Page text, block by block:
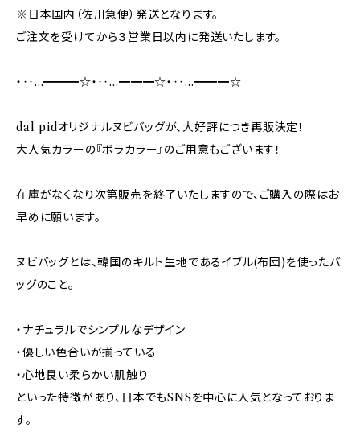
※日本国内（佐川急便）発送となります。
ご注文を受けてから３営業日以内に発送いたします。
・‥…━━━☆・‥…━━━☆・‥…━━━☆
dal pidオリジナルヌビバッグが、大好評につき再販決定！
大人気カラーの『ボラカラー』のご用意もございます！
在庫がなくなり次第販売を終了いたしますので、ご購入の際はお
早めに願います。
ヌビバッグとは、韓国のキルト生地であるイブル(布団)を使ったバ
ッグのこと。
・ナチュラルでシンプルなデザイン
・優しい色合いが揃っている
・心地良い柔らかい肌触り
といった特徴があり、日本でもSNSを中心に人気となっておりま
す。